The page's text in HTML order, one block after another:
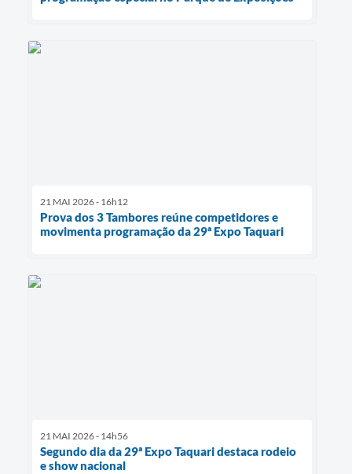
21 MAI 2026 - 16h12
Prova dos 3 Tambores reúne competidores e
movimenta programação da 29ª Expo Taquari
21 MAI 2026 - 14h56
Segundo dia da 29ª Expo Taquari destaca rodeio
e show nacional